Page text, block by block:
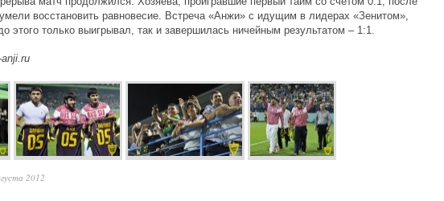
восстановить равновесие. Встреча «Анжи» с идущим в лидерах «Зенитом»,
этого только выигрывал, так и завершилась ничейным результатом – 1:1.
2012